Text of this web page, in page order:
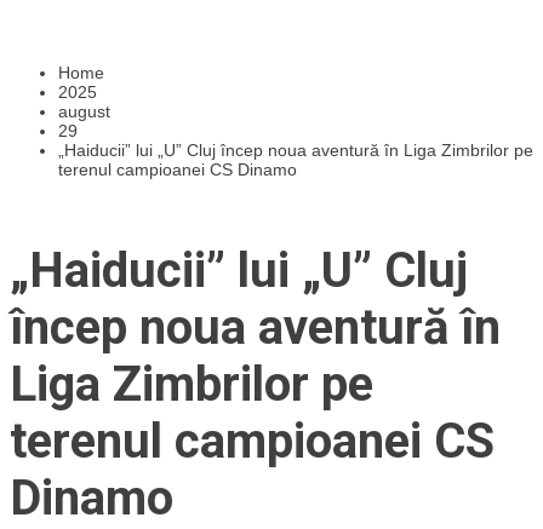
Home
2025
august
29
„Haiducii” lui „U” Cluj încep noua aventură în Liga Zimbrilor pe
terenul campioanei CS Dinamo
„Haiducii” lui „U” Cluj
încep noua aventură în
Liga Zimbrilor pe
terenul campioanei CS
Dinamo